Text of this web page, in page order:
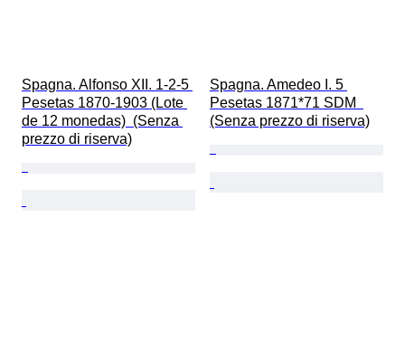
Spagna. Alfonso XII. 1-2-5
Pesetas 1870-1903 (Lote
de 12 monedas)  (Senza
prezzo di riserva)
Spagna. Amedeo I. 5
Pesetas 1871*71 SDM
(Senza prezzo di riserva)